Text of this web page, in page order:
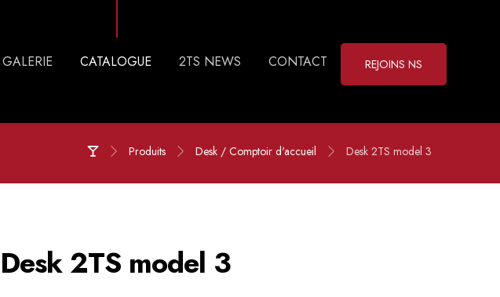
REJOINS NS
GALERIE CATALOGUE 2TS NEWS CONTACT
Produits Desk / Comptoir d'accueil Desk 2TS model 3
Desk 2TS model 3